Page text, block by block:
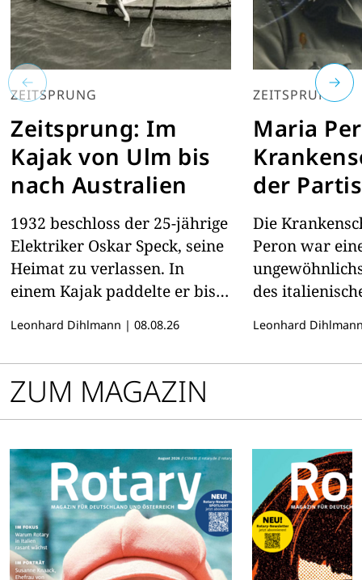
ZEITSPRUNG
Zeitsprung: Im
Kajak von Ulm bis
nach Australien
1932 beschloss der 25-jährige
Elektriker Oskar Speck, seine
Heimat zu verlassen. In
einem Kajak paddelte er bis
wie geplant, an Land zu
gehen, paddelte er immer
weiter — bis er nach mehr als
sieben Jahren Australien
erreichte.
Leonhard Dihlmann | 08.08.26
ZEITSPRUNG
Maria
der
Die
Peron war
des
Zweiten
Leonhard
ZUM MAGAZIN